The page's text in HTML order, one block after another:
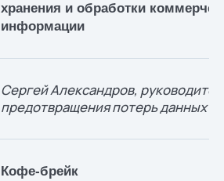
хранения и обработки
информации
Сергей Александров,
предотвращения потерь данных
Кофе-брейк